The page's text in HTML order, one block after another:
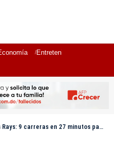
Entretenimiento
en 27 minutos para aplastar a Boston